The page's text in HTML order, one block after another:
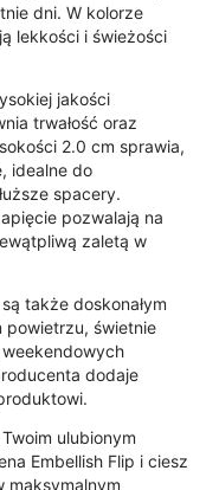
dni. W kolorze
lekkości i świeżości
jakości
trwałość oraz
2.0 cm sprawia,
idealne do
spacery.
pozwalają na
zaletą w
także doskonałym
powietrzu, świetnie
dodaje
ulubionym
Embellish Flip i ciesz
maksymalnym